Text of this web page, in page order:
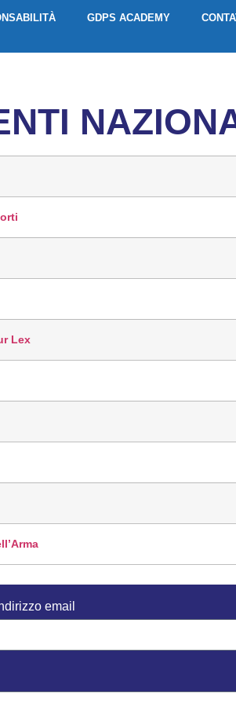
GDPS ACADEMY
Lex
email